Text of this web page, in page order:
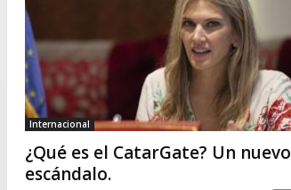
Internacional
¿Qué es el CatarGate? Un nuevo
escándalo.